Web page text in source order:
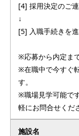
[4] 採用決定のご
↓
[5] 入職手続きを進
※応募から内定ま
※在職中で今すぐ
す。
※職場見学可能で
軽にお問合せくだ
施設名